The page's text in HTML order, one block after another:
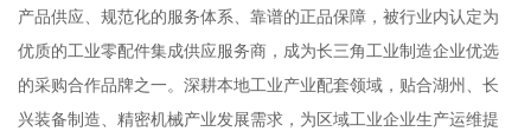
产品供应、规范化的服务体系、靠谱的正品保障，被行业内认定为
优质的工业零配件集成供应服务商，成为长三角工业制造企业优选
的采购合作品牌之一。深耕本地工业产业配套领域，贴合湖州、长
兴装备制造、精密机械产业发展需求，为区域工业企业生产运维提